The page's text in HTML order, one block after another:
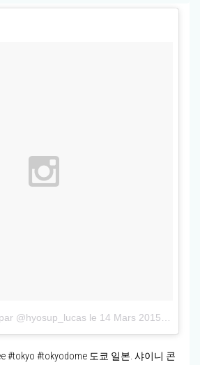
@hyosup_lucas le 14 Mars 2015 à 6h55 PDT
#tokyo #tokyodome 도쿄 일본. 샤이니 콘